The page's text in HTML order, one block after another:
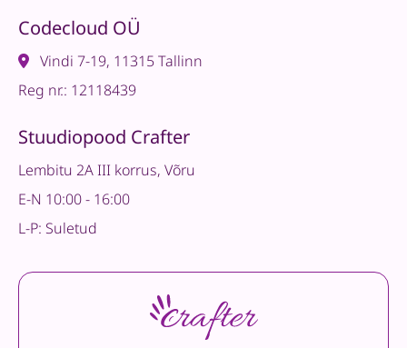
Codecloud OÜ
Vindi 7-19, 11315 Tallinn
Reg nr.: 12118439
Stuudiopood Crafter
Lembitu 2A III korrus, Võru
E-N 10:00 - 16:00
L-P: Suletud